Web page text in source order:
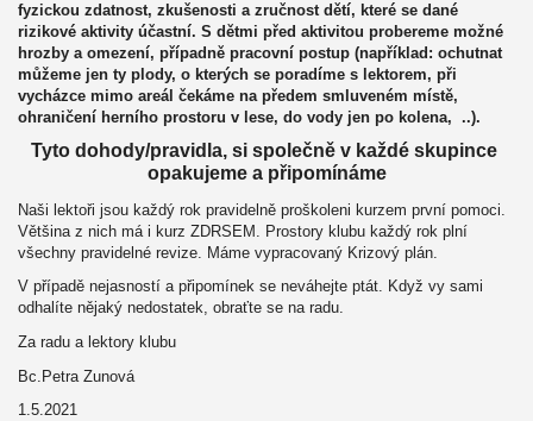
fyzickou zdatnost, zkušenosti a zručnost dětí, které se dané
rizikové aktivity účastní. S dětmi před aktivitou probereme možné
hrozby a omezení, případně pracovní postup (například: ochutnat
můžeme jen ty plody, o kterých se poradíme s lektorem, při
vycházce mimo areál čekáme na předem smluveném místě,
ohraničení herního prostoru v lese, do vody jen po kolena,  ..).
Tyto dohody/pravidla, si společně v každé skupince
opakujeme a připomínáme
Naši lektoři jsou každý rok pravidelně proškoleni kurzem první pomoci.
Většina z nich má i kurz ZDRSEM. Prostory klubu každý rok plní
všechny pravidelné revize. Máme vypracovaný Krizový plán.
V případě nejasností a připomínek se neváhejte ptát. Když vy sami
odhalíte nějaký nedostatek, obraťte se na radu.
Za radu a lektory klubu
Bc.Petra Zunová
1.5.2021